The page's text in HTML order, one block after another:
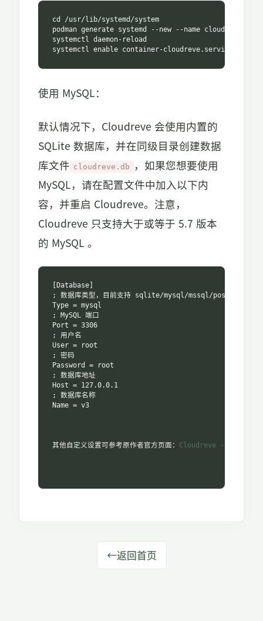
cd /usr/lib/systemd/system
podman generate systemd --new --name cloudreve --
systemctl daemon-reload
systemctl enable container-cloudreve.service
使用 MySQL：
默认情况下，Cloudreve 会使用内置的
SQLite 数据库，并在同级目录创建数据
库文件 cloudreve.db
，如果您想要使用
MySQL，请在配置文件中加入以下内
容，并重启 Cloudreve。注意，
Cloudreve 只支持大于或等于 5.7 版本
的 MySQL 。
[Database]
; 数据库类型，目前支持 sqlite/mysql/mssql/postgres
Type = mysql
; MySQL 端口
Port = 3306
; 用户名
User = root
; 密码
Password = root
; 数据库地址
Host = 127.0.0.1
; 数据库名称
Name = v3
其他自定义设置可参考原作者官方页面： Cloudreve - 部署公私兼
←返回首页